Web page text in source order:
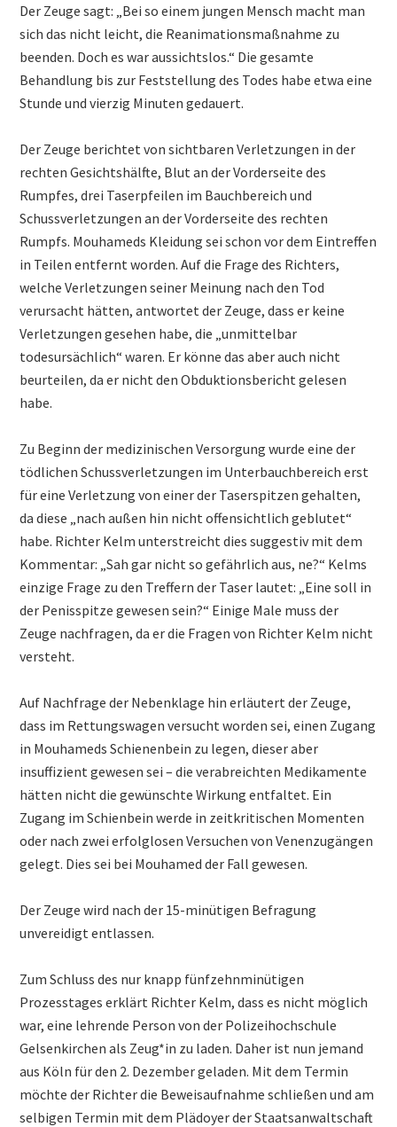
Der Zeuge sagt: „Bei so einem jungen Mensch macht man
sich das nicht leicht, die Reanimationsmaßnahme zu
beenden. Doch es war aussichtslos.“ Die gesamte
Behandlung bis zur Feststellung des Todes habe etwa eine
Stunde und vierzig Minuten gedauert.
Der Zeuge berichtet von sichtbaren Verletzungen in der
rechten Gesichtshälfte, Blut an der Vorderseite des
Rumpfes, drei Taserpfeilen im Bauchbereich und
Schussverletzungen an der Vorderseite des rechten
Rumpfs. Mouhameds Kleidung sei schon vor dem Eintreffen
in Teilen entfernt worden. Auf die Frage des Richters,
welche Verletzungen seiner Meinung nach den Tod
verursacht hätten, antwortet der Zeuge, dass er keine
Verletzungen gesehen habe, die „unmittelbar
todesursächlich“ waren. Er könne das aber auch nicht
beurteilen, da er nicht den Obduktionsbericht gelesen
habe.
Zu Beginn der medizinischen Versorgung wurde eine der
tödlichen Schussverletzungen im Unterbauchbereich erst
für eine Verletzung von einer der Taserspitzen gehalten,
da diese „nach außen hin nicht offensichtlich geblutet“
habe. Richter Kelm unterstreicht dies suggestiv mit dem
Kommentar: „Sah gar nicht so gefährlich aus, ne?“ Kelms
einzige Frage zu den Treffern der Taser lautet: „Eine soll in
der Penisspitze gewesen sein?“ Einige Male muss der
Zeuge nachfragen, da er die Fragen von Richter Kelm nicht
versteht.
Auf Nachfrage der Nebenklage hin erläutert der Zeuge,
dass im Rettungswagen versucht worden sei, einen Zugang
in Mouhameds Schienenbein zu legen, dieser aber
insuffizient gewesen sei – die verabreichten Medikamente
hätten nicht die gewünschte Wirkung entfaltet. Ein
Zugang im Schienbein werde in zeitkritischen Momenten
oder nach zwei erfolglosen Versuchen von Venenzugängen
gelegt. Dies sei bei Mouhamed der Fall gewesen.
Der Zeuge wird nach der 15-minütigen Befragung
unvereidigt entlassen.
Zum Schluss des nur knapp fünfzehnminütigen
Prozesstages erklärt Richter Kelm, dass es nicht möglich
war, eine lehrende Person von der Polizeihochschule
Gelsenkirchen als Zeug*in zu laden. Daher ist nun jemand
aus Köln für den 2. Dezember geladen. Mit dem Termin
möchte der Richter die Beweisaufnahme schließen und am
selbigen Termin mit dem Plädoyer der Staatsanwaltschaft